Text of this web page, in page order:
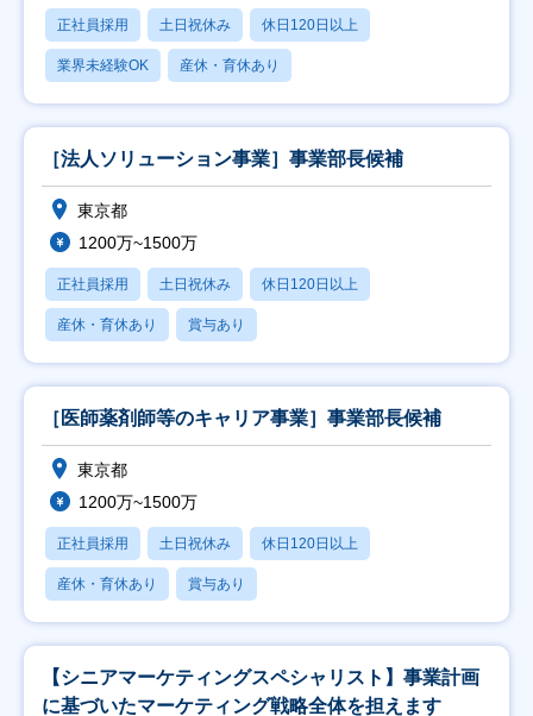
正社員採用 土日祝休み 休日120日以上
業界未経験OK 産休・育休あり
［法人ソリューション事業］事業部長候補
東京都
1200万~1500万
正社員採用 土日祝休み 休日120日以上
産休・育休あり 賞与あり
［医師薬剤師等のキャリア事業］事業部長候補
東京都
1200万~1500万
正社員採用 土日祝休み 休日120日以上
産休・育休あり 賞与あり
【シニアマーケティングスペシャリスト】事業計画
に基づいたマーケティング戦略全体を担えます